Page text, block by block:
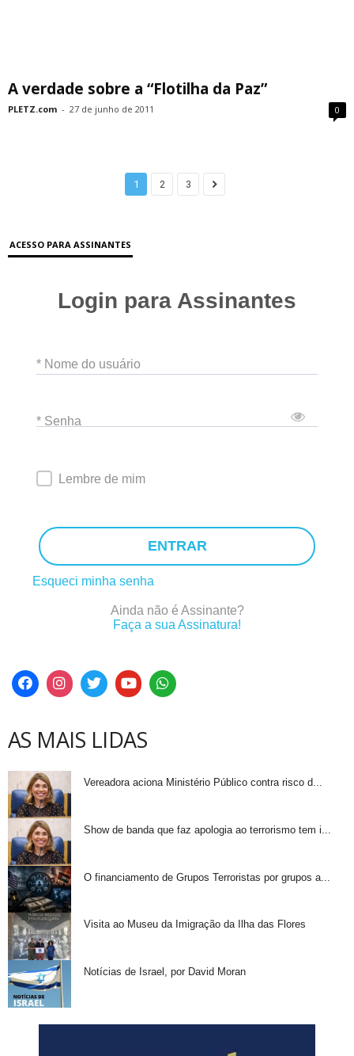
A verdade sobre a “Flotilha da Paz”
PLETZ.com - 27 de junho de 2011 0
1 2 3
ACESSO PARA ASSINANTES
Login para Assinantes
* Nome do usuário
* Senha
Lembre de mim
ENTRAR
Esqueci minha senha
Ainda não é Assinante?
Faça a sua Assinatura!
AS MAIS LIDAS
Vereadora aciona Ministério Público contra risco d...
Show de banda que faz apologia ao terrorismo tem i...
O financiamento de Grupos Terroristas por grupos a...
Visita ao Museu da Imigração da Ilha das Flores
Notícias de Israel, por David Moran